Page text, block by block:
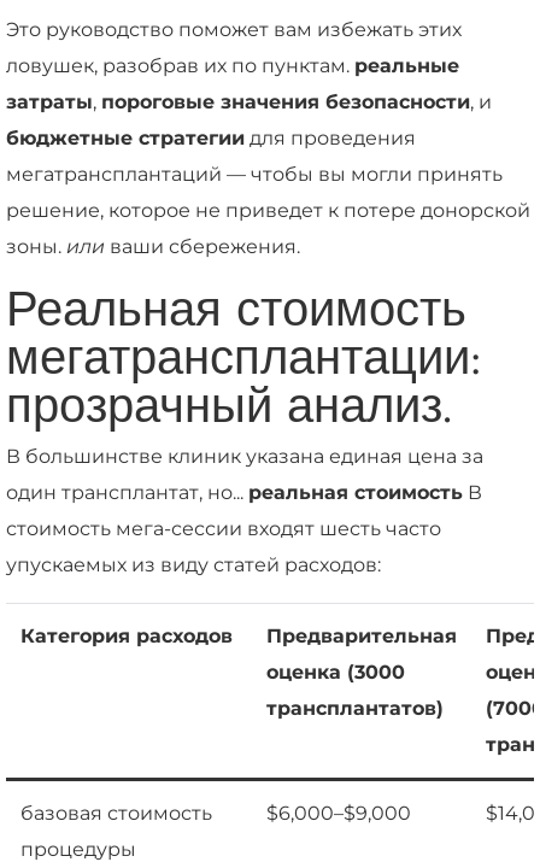
Это руководство поможет вам избежать этих
ловушек, разобрав их по пунктам. реальные
затраты, пороговые значения безопасности, и
бюджетные стратегии для проведения
мегатрансплантаций — чтобы вы могли принять
решение, которое не приведет к потере донорской
зоны. или ваши сбережения.
Реальная стоимость
мегатрансплантации:
прозрачный анализ.
В большинстве клиник указана единая цена за
один трансплантат, но... реальная стоимость В
стоимость мега-сессии входят шесть часто
упускаемых из виду статей расходов:
Категория расходов
Предварительная
оценка (3000
трансплантатов)
базовая стоимость
процедуры
$6,000–$9,000